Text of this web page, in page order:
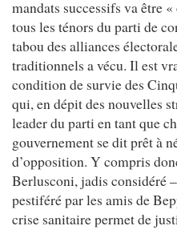
mandats successifs va être
tous les ténors du parti de
tabou des alliances
traditionnels a vécu. Il est
condition de survie des
qui, en dépit des nouvelles
leader du parti en tant que
gouvernement se dit prêt à
d’opposition. Y compris
Berlusconi, jadis considéré
pestiféré par les amis de
crise sanitaire permet de